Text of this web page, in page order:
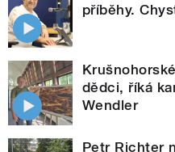
příběhy.
dědci, říká
Wendler
Petr Richter